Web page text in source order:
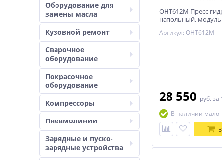
Оборудование для
замены масла
Кузовной ремонт
Сварочное
оборудование
Покрасочное
оборудование
Компрессоры
Пневмолинии
Зарядные и пуско-
зарядные устройства
OHT612M Пресс
напольный,
Артикул: OHT612M
28 550 руб. за
В наличии мало